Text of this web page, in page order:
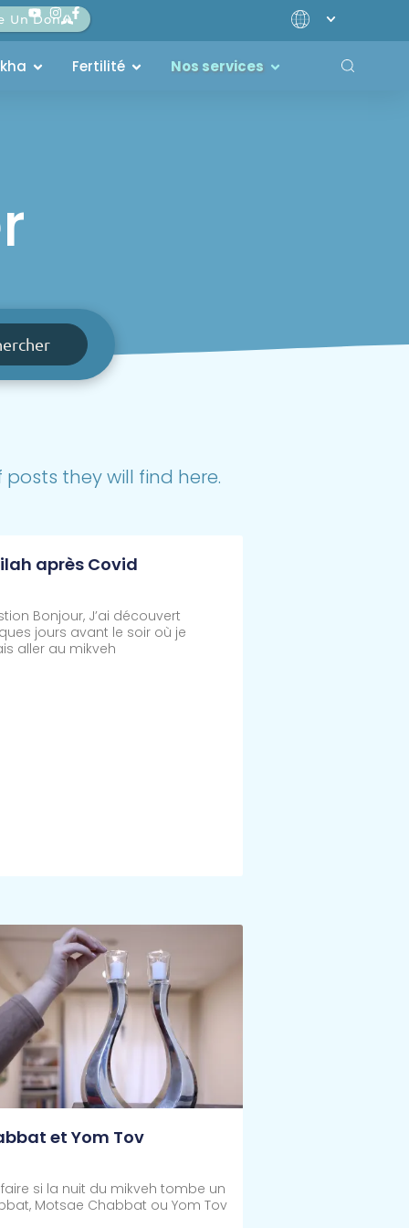
Un Don
Fertilité Nos services
they will find here.
après Covid
Bonjour, J’ai découvert
jours avant le soir où je
aller au mikveh
et Yom Tov
si la nuit du mikveh tombe un
Motsae Chabbat ou Yom Tov